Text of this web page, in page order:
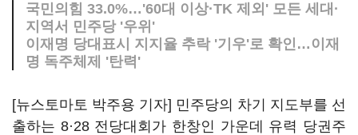
국민의힘 33.0%…'60대 이상·TK 제외' 모든 세대·
지역서 민주당 '우위'
이재명 당대표시 지지율 추락 '기우'로 확인…이재
명 독주체제 '탄력'
[뉴스토마토 박주용 기자] 민주당의 차기 지도부를 선
출하는 8·28 전당대회가 한창인 가운데 유력 당권주